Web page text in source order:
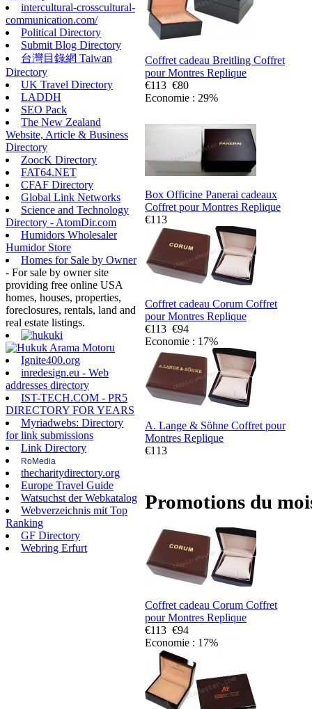
intercultural-crosscultural-
communication.com/
Political Directory
Submit Blog Directory
台灣目錄網 Taiwan
Directory
UK Travel Directory
LADDH
SEO Pack
The New Zealand
Website, Article & Business
Directory
ZoocK Directory
FAT64.NET
CFAF Directory
Global Link Networks
Science and Technology
Directory - AtomDir.com
Humidors Wholesaler
Humidor Store
Homes for Sale by Owner
- For sale by owner site
providing free online USA
homes, houses, properties,
foreclosures, rentals, land and
real estate listings.
Ignite400.org
inredesign.eu - Web
addresses directory
IST-TECH.COM - PR5
DIRECTORY FOR YEARS
Myriadwebs: Directory
for link submissions
Link Directory
RoMedia
thecharitydirectory.org
Europe Travel Guide
Watsuchst der Webkatalog
Webverzeichnis mit Top
Ranking
GF Directory
Webring Erfurt
Coffret cadeau Breitling Coffret
pour Montres Replique
€113 €80
Economie : 29%
Box Officine Panerai cadeaux
Coffret pour Montres Replique
€113
Coffret cadeau Corum Coffret
pour Montres Replique
€113 €94
Economie : 17%
A. Lange & Söhne Coffret pour
Montres Replique
€113
Promotions du
Coffret cadeau Corum Coffret
pour Montres Replique
€113 €94
Economie : 17%